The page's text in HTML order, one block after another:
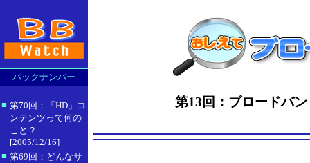
バックナンバー
■ 第70回：「HD」コ
ンテンツって何の
こと？
[2005/12/16]
■ 第69回：どんなサ
第13回：ブロードバ